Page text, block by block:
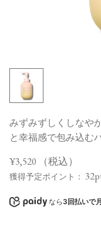
みずみずしくしなや
と幸福感で包み込む
¥3,520 （税込）
獲得予定ポイント：
なら 3回払いで